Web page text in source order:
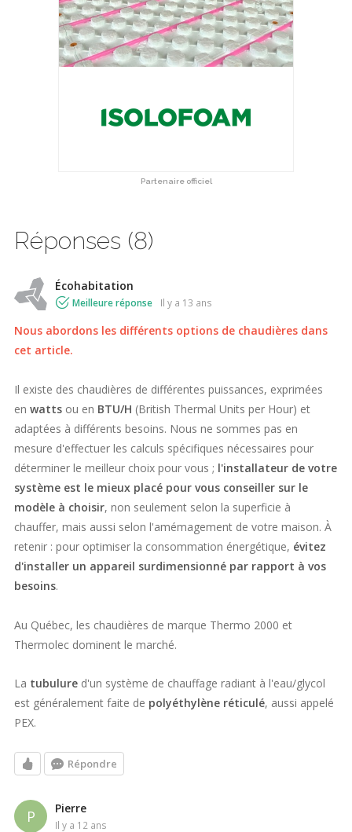
Partenaire officiel
Réponses (8)
Écohabitation
Meilleure réponse il y a 13 ans
Nous abordons les différents options de chaudières dans
cet article.
Il existe des chaudières de différentes puissances, exprimées
en watts ou en BTU/H (British Thermal Units per Hour) et
adaptées à différents besoins. Nous ne sommes pas en
mesure d'effectuer les calculs spécifiques nécessaires pour
déterminer le meilleur choix pour vous ; l'installateur de votre
système est le mieux placé pour vous conseiller sur le
modèle à choisir, non seulement selon la superficie à
chauffer, mais aussi selon l'amémagement de votre maison. À
retenir : pour optimiser la consommation énergétique, évitez
d'installer un appareil surdimensionné par rapport à vos
besoins.
Au Québec, les chaudières de marque Thermo 2000 et
Thermolec dominent le marché.
La tubulure d'un système de chauffage radiant à l'eau/glycol
est généralement faite de polyéthylène réticulé, aussi appelé
PEX.
Répondre
P Pierre
il y a 12 ans